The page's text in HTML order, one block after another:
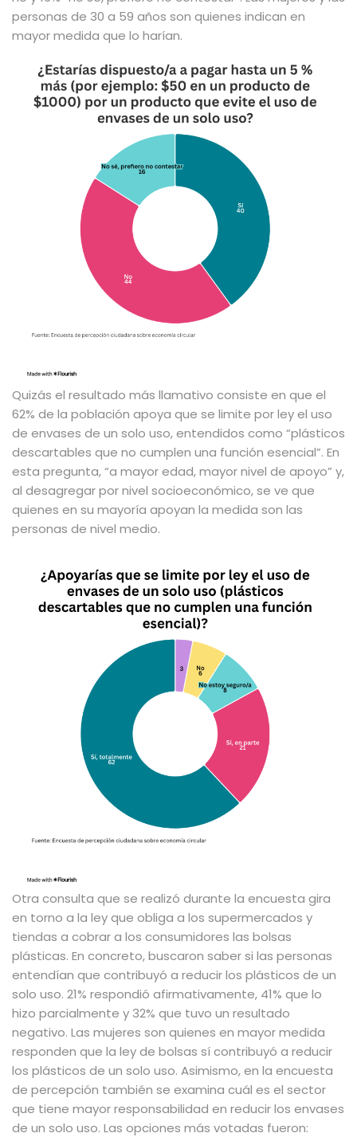
personas de 30 a 59 años son quienes indican en
mayor medida que lo harían.
Quizás el resultado más llamativo consiste en que el
62% de la población apoya que se limite por ley el uso
de envases de un solo uso, entendidos como “plásticos
descartables que no cumplen una función esencial”. En
esta pregunta, “a mayor edad, mayor nivel de apoyo” y,
al desagregar por nivel socioeconómico, se ve que
quienes en su mayoría apoyan la medida son las
personas de nivel medio.
Otra consulta que se realizó durante la encuesta gira
en torno a la ley que obliga a los supermercados y
tiendas a cobrar a los consumidores las bolsas
plásticas. En concreto, buscaron saber si las personas
entendían que contribuyó a reducir los plásticos de un
solo uso. 21% respondió afirmativamente, 41% que lo
hizo parcialmente y 32% que tuvo un resultado
negativo. Las mujeres son quienes en mayor medida
responden que la ley de bolsas sí contribuyó a reducir
los plásticos de un solo uso. Asimismo, en la encuesta
de percepción también se examina cuál es el sector
que tiene mayor responsabilidad en reducir los envases
de un solo uso. Las opciones más votadas fueron: